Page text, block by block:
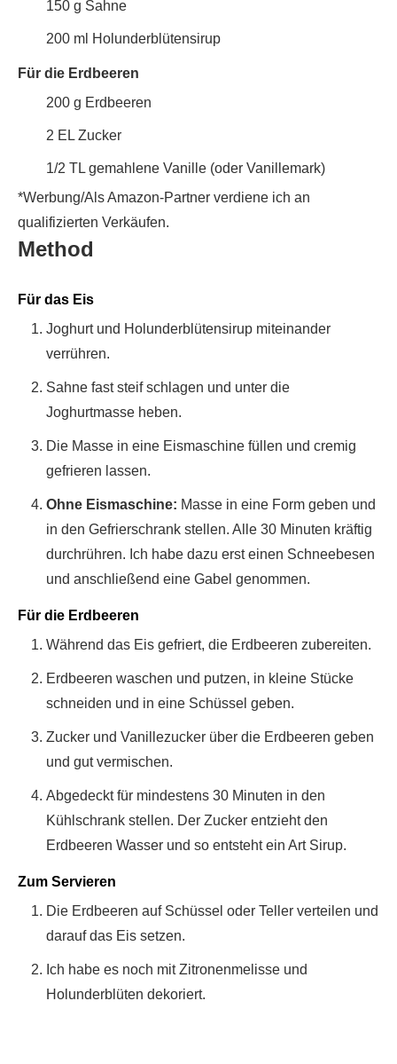
150 g Sahne
200 ml Holunderblütensirup
Für die Erdbeeren
200 g Erdbeeren
2 EL Zucker
1/2 TL gemahlene Vanille (oder Vanillemark)
*Werbung/Als Amazon-Partner verdiene ich an
qualifizierten Verkäufen.
Method
Für das Eis
Joghurt und Holunderblütensirup miteinander
verrühren.
Sahne fast steif schlagen und unter die
Joghurtmasse heben.
Die Masse in eine Eismaschine füllen und cremig
gefrieren lassen.
Ohne Eismaschine: Masse in eine Form geben und
in den Gefrierschrank stellen. Alle 30 Minuten kräftig
durchrühren. Ich habe dazu erst einen Schneebesen
und anschließend eine Gabel genommen.
Für die Erdbeeren
Während das Eis gefriert, die Erdbeeren zubereiten.
Erdbeeren waschen und putzen, in kleine Stücke
schneiden und in eine Schüssel geben.
Zucker und Vanillezucker über die Erdbeeren geben
und gut vermischen.
Abgedeckt für mindestens 30 Minuten in den
Kühlschrank stellen. Der Zucker entzieht den
Erdbeeren Wasser und so entsteht ein Art Sirup.
Zum Servieren
Die Erdbeeren auf Schüssel oder Teller verteilen und
darauf das Eis setzen.
Ich habe es noch mit Zitronenmelisse und
Holunderblüten dekoriert.